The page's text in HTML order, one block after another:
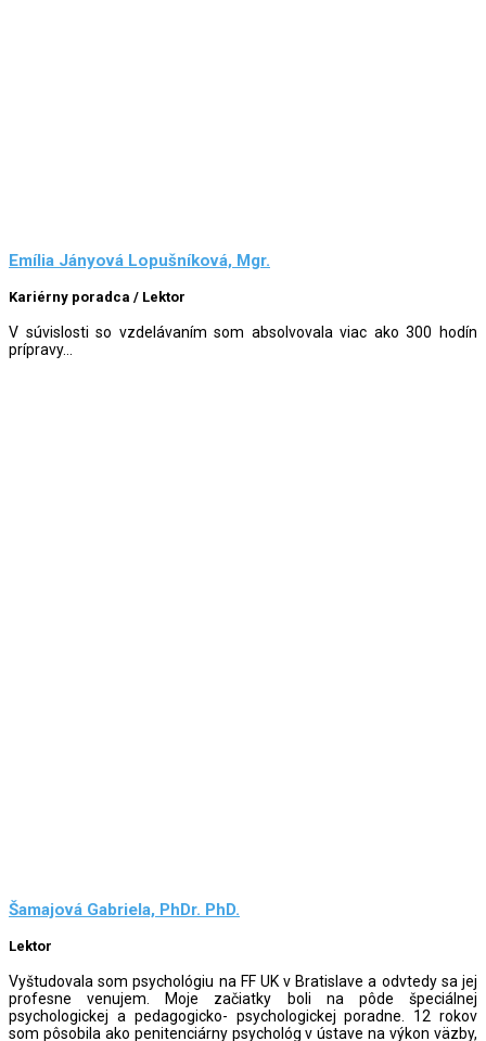
Emília Jányová Lopušníková, Mgr.
Kariérny poradca / Lektor
V súvislosti so vzdelávaním som absolvovala viac ako 300 hodín
prípravy...
Šamajová Gabriela, PhDr. PhD.
Lektor
Vyštudovala som psychológiu na FF UK v Bratislave a odvtedy sa jej
profesne venujem. Moje začiatky boli na pôde špeciálnej
psychologickej a pedagogicko- psychologickej poradne. 12 rokov
som pôsobila ako penitenciárny psychológ v ústave na výkon väzby,